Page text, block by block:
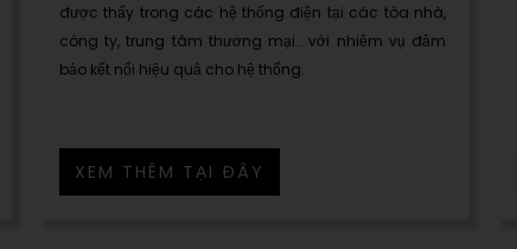
được thấy trong các hệ thống điện tại các tòa nhà,
công ty, trung tâm thương mại… với nhiệm vụ đảm
bảo kết nối hiệu quả cho hệ thống.
XEM THÊM TẠI ĐÂY